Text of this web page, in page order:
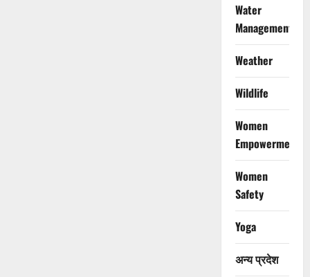
Water
Management
Weather
Wildlife
Women
Empowerment
Women
Safety
Yoga
अन्य प्रदेश